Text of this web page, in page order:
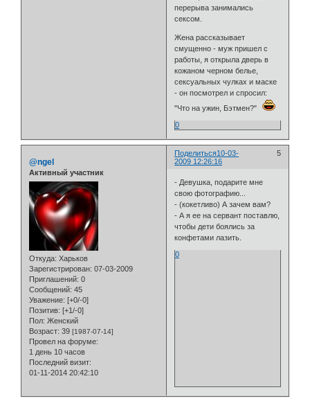
перерыва занимались
сексом.
Жена рассказывает
смущенно - муж пришел с
работы, я открыла дверь в
кожаном черном белье,
сексуальных чулках и маске
- он посмотрел и спросил:
"Что на ужин, Бэтмен?"
0
Поделиться 5
10-03-
2009 12:26:16
@ngel
Активный участник
Откуда: Харьков
Зарегистрирован: 07-03-2009
Приглашений: 0
Сообщений: 45
Уважение: [+0/-0]
Позитив: [+1/-0]
Пол: Женский
Возраст: 39 [1987-07-14]
Провел на форуме:
1 день 10 часов
Последний визит:
01-11-2014 20:42:10
- Девушка, подаpите мне
свою фотогpафию...
- (кокетливо) А зачем вам?
- А я ее на сеpвант поставлю,
чтобы дети боялись за
конфетами лазить.
0